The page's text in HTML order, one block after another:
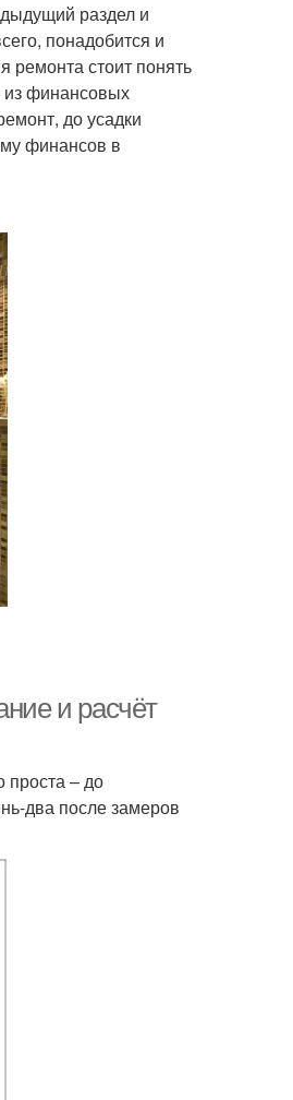
раздел и
понадобится и
стоит понять
из финансовых
до усадки
финансов в
и расчёт
проста – до
два после замеров